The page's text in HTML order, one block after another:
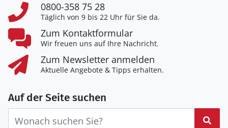
0800-358 75 28
Täglich von 9 bis 22 Uhr für Sie da.
Zum Kontaktformular
Wir freuen uns auf Ihre Nachricht.
Zum Newsletter anmelden
Aktuelle Angebote & Tipps erhalten.
Auf der Seite suchen